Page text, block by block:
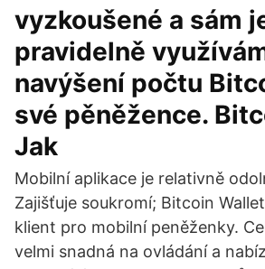
vyzkoušené a sám
pravidelně
navýšení počtu
své pěněžence.
Jak
Mobilní aplikace je relativně
Zajišťuje soukromí; Bitcoin
klient pro mobilní peněženky.
velmi snadná na ovládání a